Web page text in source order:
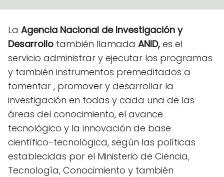
La Agencia Nacional de Investigación y
Desarrollo también llamada ANID, es el
servicio administrar y ejecutar los programas
y también instrumentos premeditados a
fomentar , promover y desarrollar la
investigación en todas y cada una de las
áreas del conocimiento, el avance
tecnológico y la innovación de base
científico-tecnológica, según las políticas
establecidas por el Ministerio de Ciencia,
Tecnología, Conocimiento y también